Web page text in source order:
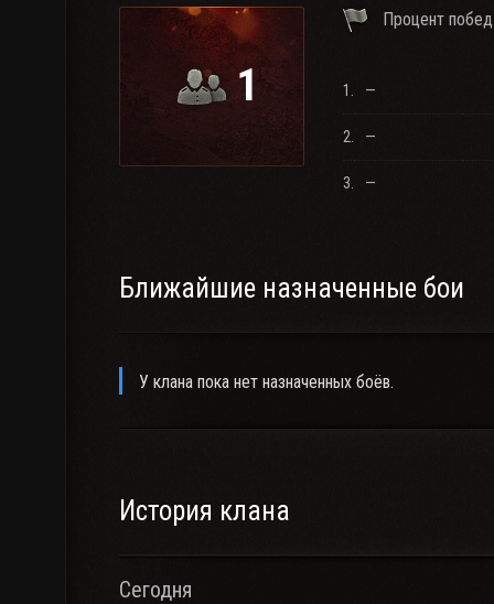
1
Процент побед
1. —
2. —
3. —
Ближайшие назначенные бои
У клана пока нет назначенных боёв.
История клана
Сегодня